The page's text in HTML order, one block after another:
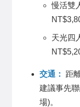
慢活雙
天光四
交通：
距
建議事先
場)。